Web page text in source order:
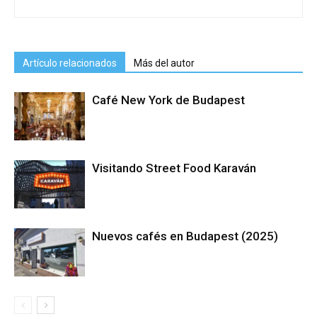
Artículo relacionados Más del autor
Café New York de Budapest
Visitando Street Food Karaván
Nuevos cafés en Budapest (2025)